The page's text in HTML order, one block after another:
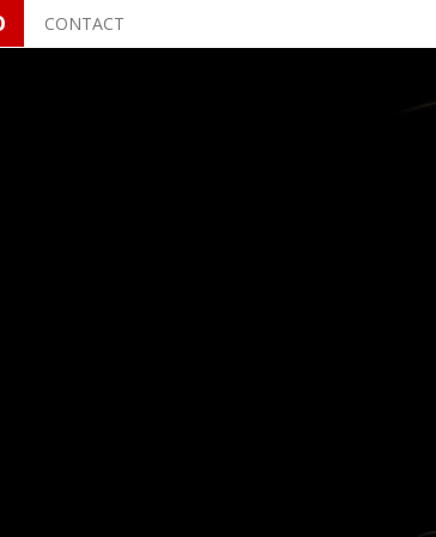
CONTACT